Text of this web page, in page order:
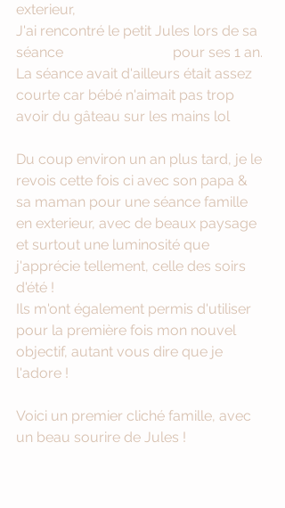
exterieur,
J'ai rencontré le petit Jules lors de sa
séance
pour ses 1 an.
La séance avait d'ailleurs était assez
courte car bébé n'aimait pas trop
avoir du gâteau sur les mains lol
Du coup environ un an plus tard, je le
revois cette fois ci avec son papa &
sa maman pour une séance famille
en exterieur, avec de beaux paysage
et surtout une luminosité que
j'apprécie tellement, celle des soirs
d'été !
Ils m'ont également permis d'utiliser
pour la première fois mon nouvel
objectif, autant vous dire que je
l'adore !
Voici un premier cliché famille, avec
un beau sourire de Jules !